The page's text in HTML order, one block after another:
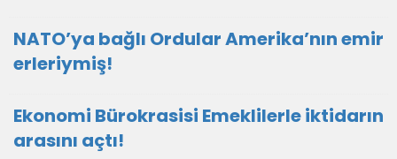
NATO’ya bağlı Ordular Amerika’nın emir
erleriymiş!
Ekonomi Bürokrasisi Emeklilerle iktidarın
arasını açtı!